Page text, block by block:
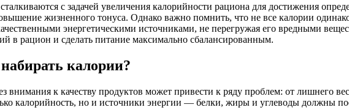
с задачей увеличения калорийности рациона для достижения
жизненного тонуса. Однако важно помнить, что не все калории
энергетическими источниками, не перегружая его вредными
в рацион и сделать питание максимально сбалансированным.
калории?
внимания к качеству продуктов может привести к ряду проблем: от лишнего
калорийность, но и источники энергии — белки, жиры и углеводы должны